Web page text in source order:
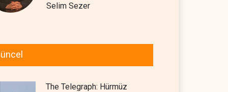
Selim Sezer
The Telegraph: Hürmüz